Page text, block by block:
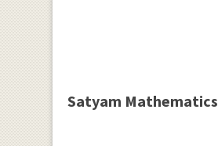
Satyam Mathematics